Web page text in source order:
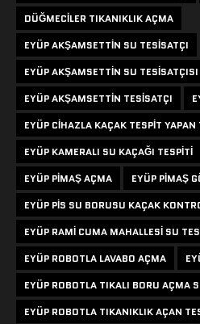
DÜĞMECILER TIKANIKLIK AÇMA
EYÜP AKŞAMSETTIN SU TESISATÇI
EYÜP AKŞAMSETTIN SU TESISATÇISI
EYÜP AKŞAMSETTIN TESISATÇI
EYÜP CIHAZLA KAÇAK TESPIT YAPAN
EYÜP KAMERALI SU KAÇAĞI TESPITI
EYÜP PIMAŞ AÇMA
EYÜP PIMAŞ
EYÜP PIS SU BORUSU KAÇAK
EYÜP RAMI CUMA MAHALLESI SU
EYÜP ROBOTLA LAVABO AÇMA
EYÜP ROBOTLA TIKALI BORU AÇMA
EYÜP ROBOTLA TIKANIKLIK AÇAN